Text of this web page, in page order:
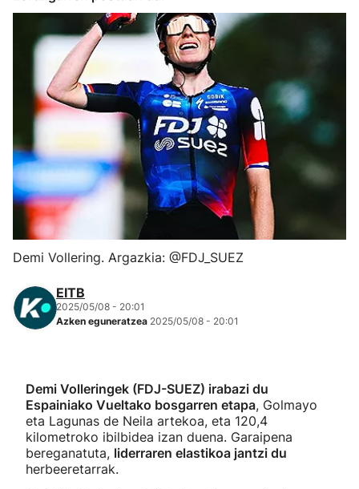
Herri-kirolak
Eskubaloia
Kirolak 360
Atletismoa
Mendi-lasterketak
Kirol gehiago
"Helmuga"
Demi Vollering. Argazkia: @FDJ_SUEZ
EITB
2025/05/08 - 20:01
Azken eguneratzea 2025/05/08 - 20:01
Demi Volleringek (FDJ-SUEZ) irabazi du
Espainiako Vueltako bosgarren etapa, Golmayo
eta Lagunas de Neila artekoa, eta 120,4
kilometroko ibilbidea izan duena. Garaipena
bereganatuta, liderraren elastikoa jantzi du
herbeeretarrak.